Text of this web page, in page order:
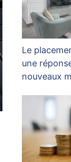
Le
une
nouveaux